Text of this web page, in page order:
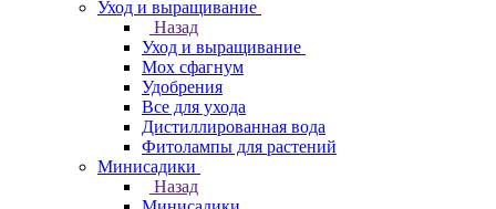
Уход и выращивание
Назад
Уход и выращивание
Мох сфагнум
Удобрения
Все для ухода
Дистиллированная вода
Фитолампы для растений
Минисадики
Назад